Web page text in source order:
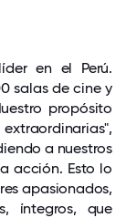
en el Perú.
salas de cine y
propósito
a nuestros
acción. Esto lo
apasionados,
íntegros, que